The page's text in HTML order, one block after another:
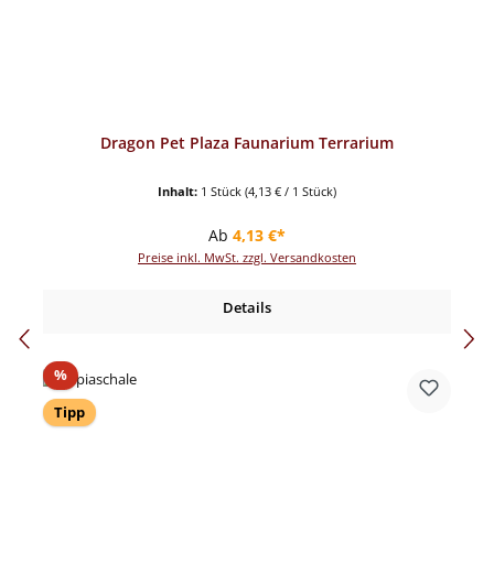
Dragon Pet Plaza Faunarium Terrarium
Inhalt: 1 Stück (4,13 € / 1 Stück)
Regulärer Preis:
Ab 4,13 €*
Preise inkl. MwSt. zzgl. Versandkosten
Details
%Rabatt
Tipp